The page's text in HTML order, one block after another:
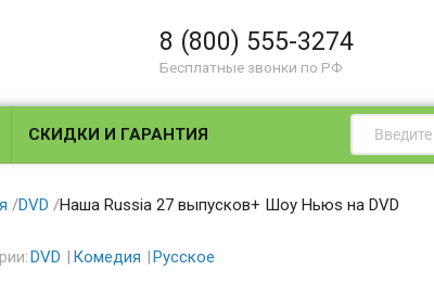
8 (800) 555-3274
Бесплатные звонки по РФ
СКИДКИ И ГАРАНТИЯ
/DVD /Наша Russia 27 выпусков+ Шоу Ньюs на DVD
DVD Комедия Русское